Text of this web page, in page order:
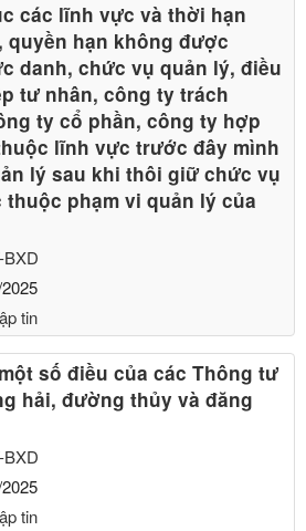
các lĩnh vực và thời hạn
hạn không được
danh, chức vụ quản lý, điều
tư nhân, công ty trách
ty cổ phần, công ty hợp
lĩnh vực trước đây mình
lý sau khi thôi giữ chức vụ
phạm vi quản lý của
BXD
tin
số điều của các Thông tư
hải, đường thủy và đăng
BXD
tin